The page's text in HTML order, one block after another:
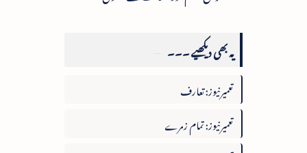
یہ بھی دیکھیے ۔۔۔
تعمیرنیوز: تعارف
تعمیرنیوز: تمام زمرے